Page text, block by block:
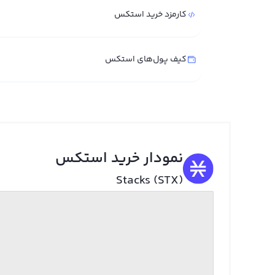
کارمزد خرید استکس
کیف پول‌های استکس
نمودار خرید استکس
Stacks (STX)